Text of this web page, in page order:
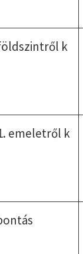
k
emeletről k